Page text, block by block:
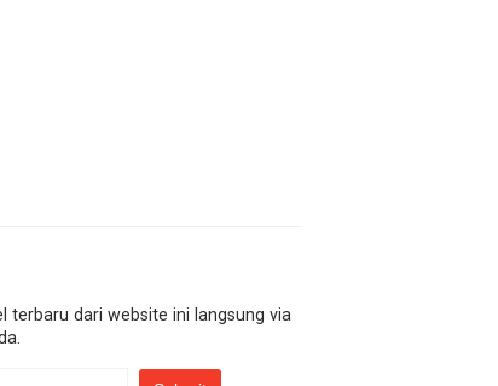
terbaru dari website ini langsung via